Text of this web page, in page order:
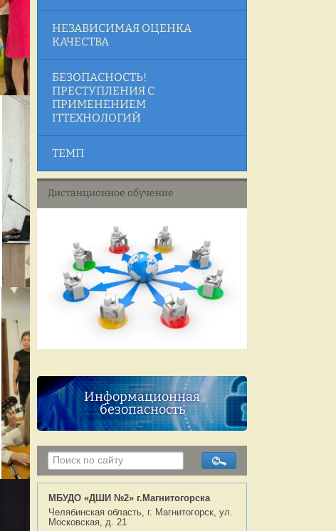
НЕЗАВИСИМАЯ ОЦЕНКА
КАЧЕСТВА
БЕЗОПАСНОСТЬ!
ПРЕСТУПЛЕНИЯ С
ПРИМЕНЕНИЕМ
ITТЕХНОЛОГИЙ
ТЕМП
Дистанционное обучение
Информационная
безопасность
МБУДО «ДШИ №2» г.Магнитогорска
Челябинская область, г. Магнитогорск, ул.
Московская, д. 21